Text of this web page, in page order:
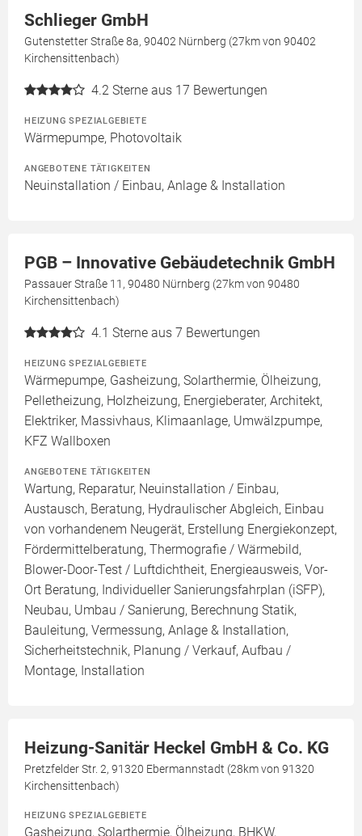
Schlieger GmbH
Gutenstetter Straße 8a, 90402 Nürnberg (27km von 90402
Kirchensittenbach)
4.2 Sterne aus 17 Bewertungen
HEIZUNG SPEZIALGEBIETE
Wärmepumpe, Photovoltaik
ANGEBOTENE TÄTIGKEITEN
Neuinstallation / Einbau, Anlage & Installation
PGB – Innovative Gebäudetechnik GmbH
Passauer Straße 11, 90480 Nürnberg (27km von 90480
Kirchensittenbach)
4.1 Sterne aus 7 Bewertungen
HEIZUNG SPEZIALGEBIETE
Wärmepumpe, Gasheizung, Solarthermie, Ölheizung,
Pelletheizung, Holzheizung, Energieberater, Architekt,
Elektriker, Massivhaus, Klimaanlage, Umwälzpumpe,
KFZ Wallboxen
ANGEBOTENE TÄTIGKEITEN
Wartung, Reparatur, Neuinstallation / Einbau,
Austausch, Beratung, Hydraulischer Abgleich, Einbau
von vorhandenem Neugerät, Erstellung Energiekonzept,
Fördermittelberatung, Thermografie / Wärmebild,
Blower-Door-Test / Luftdichtheit, Energieausweis, Vor-
Ort Beratung, Individueller Sanierungsfahrplan (iSFP),
Neubau, Umbau / Sanierung, Berechnung Statik,
Bauleitung, Vermessung, Anlage & Installation,
Sicherheitstechnik, Planung / Verkauf, Aufbau /
Montage, Installation
Heizung-Sanitär Heckel GmbH & Co. KG
Pretzfelder Str. 2, 91320 Ebermannstadt (28km von 91320
Kirchensittenbach)
HEIZUNG SPEZIALGEBIETE
Gasheizung, Solarthermie, Ölheizung, BHKW,